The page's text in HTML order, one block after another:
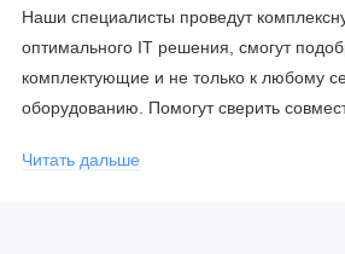
Наши специалисты проведут
оптимального IT решения, смогут
комплектующие и не только к любому
оборудованию. Помогут сверить
официальными производителями и
Читать дальше